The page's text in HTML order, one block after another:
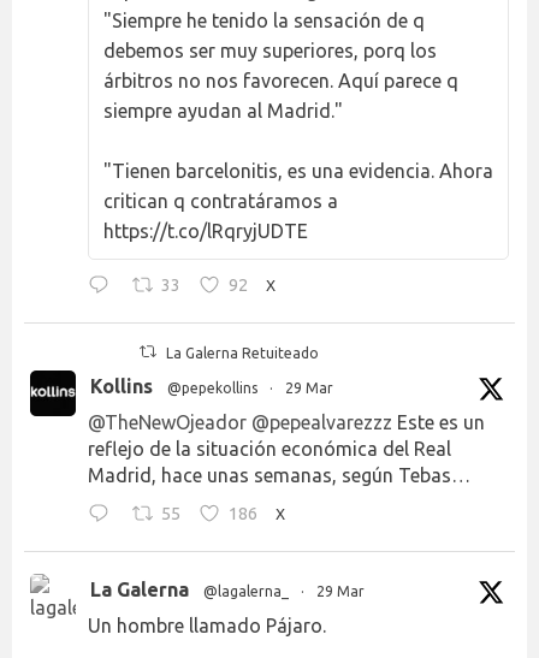
"Siempre he tenido la sensación de q
debemos ser muy superiores, porq los
árbitros no nos favorecen. Aquí parece q
siempre ayudan al Madrid."
"Tienen barcelonitis, es una evidencia. Ahora
critican q contratáramos a
https://t.co/lRqryjUDTE
33 92 X
La Galerna Retuiteado
Kollins @pepekollins · 29 Mar
@TheNewOjeador @pepealvarezzz Este es un
reflejo de la situación económica del Real
Madrid, hace unas semanas, según Tebas…
55 186 X
La Galerna @lagalerna_ · 29 Mar
Un hombre llamado Pájaro.